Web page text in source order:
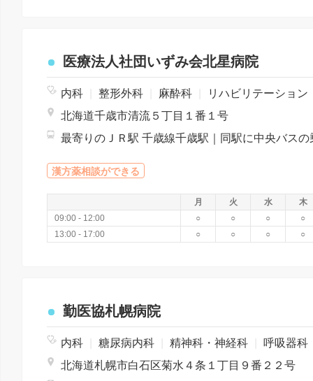
医療法人社団いずみ会北星病院
内科 整形外科 麻酔科
リハビリテーション
北海道千歳市清流５丁目１番１号
漢方薬相談ができる
月 火 水
木
09:00 - 12:00
○ ○ ○
○
13:00 - 17:00
○ ○ ○ ○
勤医協札幌病院
内科 糖尿病内科 精神科・神経科
呼吸器科
北海道札幌市白石区菊水４条１丁目９番２２号